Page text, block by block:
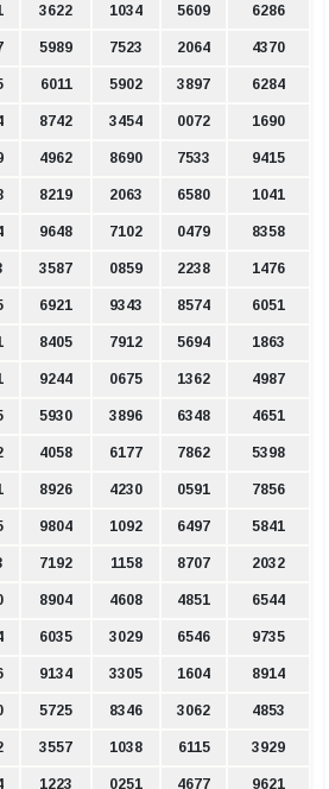
3622 1034 5609 6286
5989 7523 2064 4370
6011 5902 3897 6284
8742 3454 0072 1690
4962 8690 7533 9415
8219 2063 6580 1041
9648 7102 0479 8358
3587 0859 2238 1476
6921 9343 8574 6051
8405 7912 5694 1863
9244 0675 1362 4987
5930 3896 6348 4651
4058 6177 7862 5398
8926 4230 0591 7856
9804 1092 6497 5841
7192 1158 8707 2032
8904 4608 4851 6544
6035 3029 6546 9735
9134 3305 1604 8914
5725 8346 3062 4853
3557 1038 6115 3929
1223 0251 4677 9621